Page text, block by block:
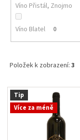
Víno Přistál, Znojmo
Víno Blatel 0
Položek k zobrazení: 3
V Tip
Více za méně